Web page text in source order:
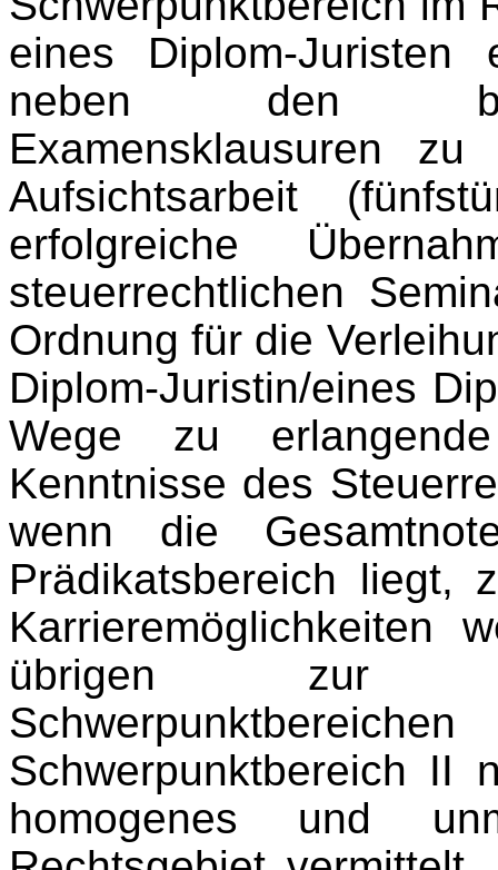
eines Diplom-
neben den
Examensklausuren zu
Aufsichtsarbeit
erfolgreiche
steuerrechtlichen
Ordnung für die
Diplom-Juristin/eines
Wege zu
Kenntnisse des
wenn die
Prädikatsbereich liegt,
Karrieremöglichkeiten
übrigen zur
Schwerpunktbereich II
homogenes und